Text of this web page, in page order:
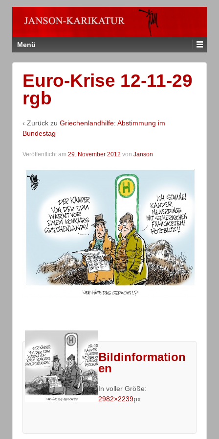
Menü
Euro-Krise 12-11-29
rgb
‹ Zurück zu Griechenlandhilfe: Abstimmung im
Bundestag
Veröffentlicht am 29. November 2012 von Janson
Bildinformation
en
In voller Größe:
2982×2239px